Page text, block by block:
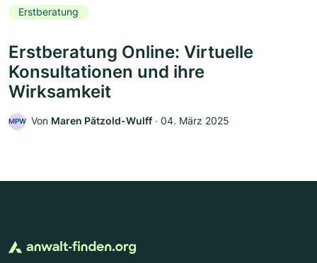
Erstberatung
Erstberatung Online: Virtuelle
Konsultationen und ihre
Wirksamkeit
MPW Von Maren Pätzold-Wulff ‧ 04. März 2025